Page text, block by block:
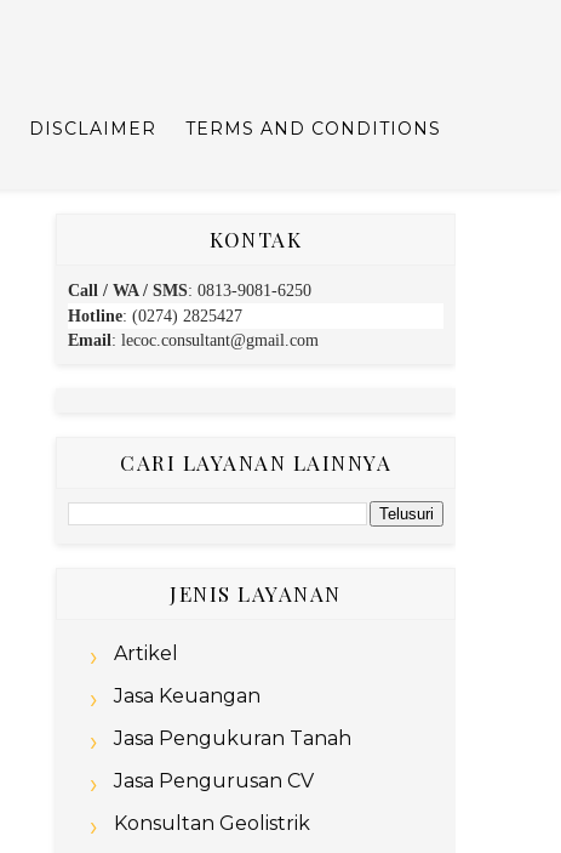
DISCLAIMER TERMS AND CONDITIONS
KONTAK
Call / WA / SMS: 0813-9081-6250
Hotline: (0274) 2825427
Email: lecoc.consultant@gmail.com
CARI LAYANAN LAINNYA
JENIS LAYANAN
Artikel
Jasa Keuangan
Jasa Pengukuran Tanah
Jasa Pengurusan CV
Konsultan Geolistrik